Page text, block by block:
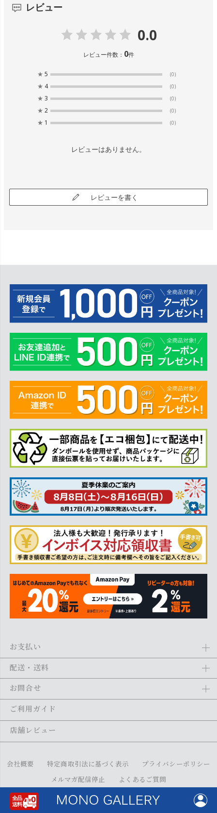
レビュー
0.0
レビュー件数： 0件
★ 5 (0)
★ 4 (0)
★ 3 (0)
★ 2 (0)
★ 1 (0)
レビューはありません。
レビューを書く
お支払い
Amazon Pay、クレジットカード、代金引換、あと払い(ペイディ)、銀
行振込がご利用になれます。詳しくはご利用ガイドをご利用くださ
い。
配送・送料
全商品送料無料
状況によって、多少前後する場合がございます。詳しくは
お問合せ
メール：shopping@monogallery.jp
メールの返信につきましては、1～2営業日以内にさせていただいてお
ご利用ガイド
店舗レビュー
会社概要 特定商取引法に基づく表示
プライバシーポリシー
メルマガ配信停止
よくあるご質問